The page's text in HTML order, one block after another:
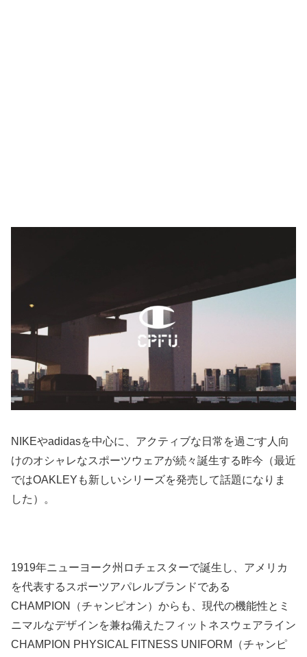
NIKEやadidasを中心に、アクティブな日常を過ごす人向
けのオシャレなスポーツウェアが続々誕生する昨今（最近
ではOAKLEYも新しいシリーズを発売して話題になりま
した）。
1919年ニューヨーク州ロチェスターで誕生し、アメリカ
を代表するスポーツアパレルブランドである
CHAMPION（チャンピオン）からも、現代の機能性とミ
ニマルなデザインを兼ね備えたフィットネスウェアライン
CHAMPION PHYSICAL FITNESS UNIFORM（チャンピ